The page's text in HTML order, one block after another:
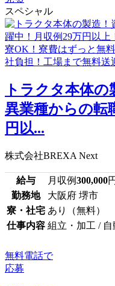
スペシャル
トラクタ本体
異業種からの転
円以...
株式会社BREXA Next
給与 月収例300,000円
勤務地
大阪府 堺市
寮・社宅 あり（無料）
仕事内容 組立・加工 / 自
無料電話で
応募